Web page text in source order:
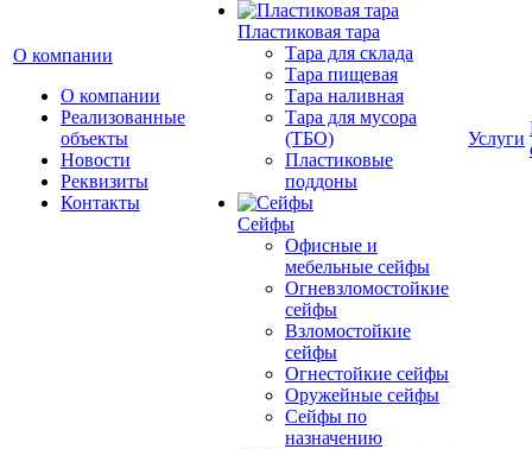
О компании
О компании
Реализованные
объекты
Новости
Реквизиты
Контакты
Пластиковая тара
Тара для склада
Тара пищевая
Тара наливная
Тара для мусора
(ТБО)
Пластиковые
поддоны
Сейфы
Офисные и
мебельные сейфы
Огневзломостойкие
сейфы
Взломостойкие
сейфы
Огнестойкие сейфы
Оружейные сейфы
Сейфы по
назначению
Услуги